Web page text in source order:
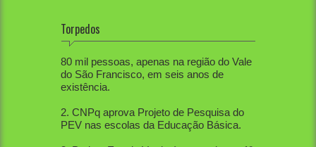
Torpedos
1. PEV já mobilizou diretamente mais de
80 mil pessoas, apenas na região do Vale
do São Francisco, em seis anos de
existência.
2. CNPq aprova Projeto de Pesquisa do
PEV nas escolas da Educação Básica.